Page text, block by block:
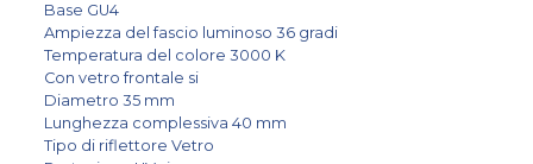
Base GU4
Ampiezza del fascio luminoso 36 gradi
Temperatura del colore 3000 K
Con vetro frontale si
Diametro 35 mm
Lunghezza complessiva 40 mm
Tipo di riflettore Vetro